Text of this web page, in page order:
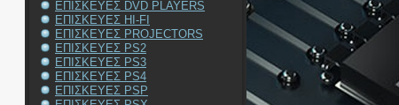
ΕΠΙΣΚΕΥΕΣ DVD PLAYERS
ΕΠΙΣΚΕΥΕΣ HI-FI
ΕΠΙΣΚΕΥΕΣ PROJECTORS
ΕΠΙΣΚΕΥΕΣ PS2
ΕΠΙΣΚΕΥΕΣ PS3
ΕΠΙΣΚΕΥΕΣ PS4
ΕΠΙΣΚΕΥΕΣ PSP